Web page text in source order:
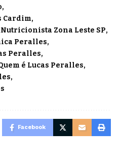
Cardim
Nutricionista Zona Leste SP
Peralles
Peralles
é Lucas Peralles
Facebook